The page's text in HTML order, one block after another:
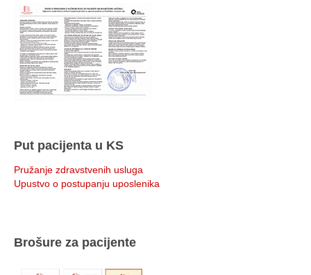
Put pacijenta u KS
Pružanje zdravstvenih usluga
Upustvo o postupanju uposlenika
Brošure za pacijente